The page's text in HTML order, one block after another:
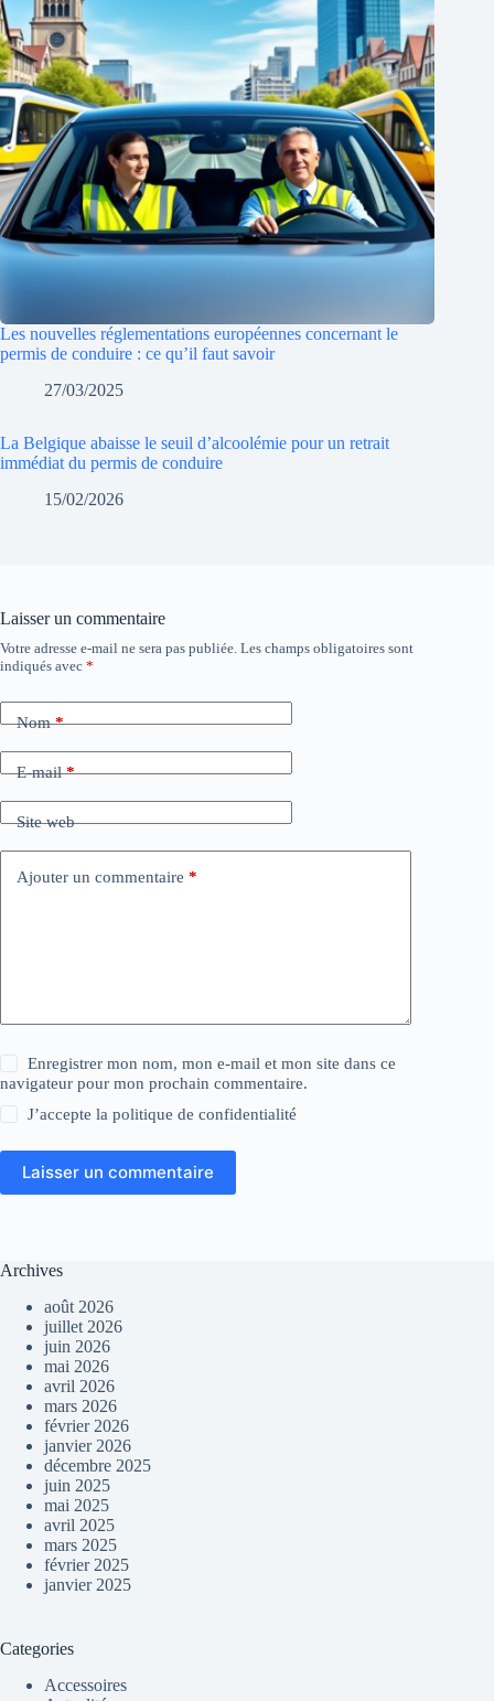
Les nouvelles réglementations européennes concernant le
permis de conduire : ce qu’il faut savoir
27/03/2025
La Belgique abaisse le seuil d’alcoolémie pour un retrait
immédiat du permis de conduire
15/02/2026
Laisser un commentaire
Votre adresse e-mail ne sera pas publiée. Les champs obligatoires sont
indiqués avec *
Nom*
E-mail*
Site web
Ajouter un commentaire *
Enregistrer mon nom, mon e-mail et mon site dans ce
navigateur pour mon prochain commentaire.
J’accepte lapolitique de confidentialité
Laisser un commentaire
Archives
août 2026
juillet 2026
juin 2026
mai 2026
avril 2026
mars 2026
février 2026
janvier 2026
décembre 2025
juin 2025
mai 2025
avril 2025
mars 2025
février 2025
janvier 2025
Categories
Accessoires